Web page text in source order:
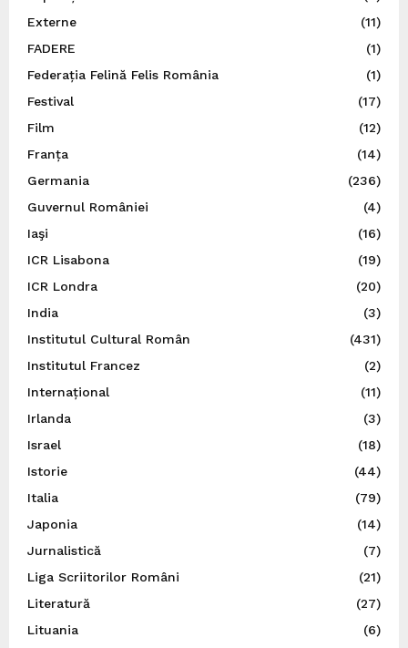
Externe
(11)
FADERE
(1)
Federația Felină Felis România
(1)
Festival
(17)
Film
(12)
Franța
(14)
Germania
(236)
Guvernul României
(4)
Iaşi
(16)
ICR Lisabona
(19)
ICR Londra
(20)
India
(3)
Institutul Cultural Român
(431)
Institutul Francez
(2)
Internațional
(11)
Irlanda
(3)
Israel
(18)
Istorie
(44)
Italia
(79)
Japonia
(14)
Jurnalistică
(7)
Liga Scriitorilor Români
(21)
Literatură
(27)
Lituania
(6)